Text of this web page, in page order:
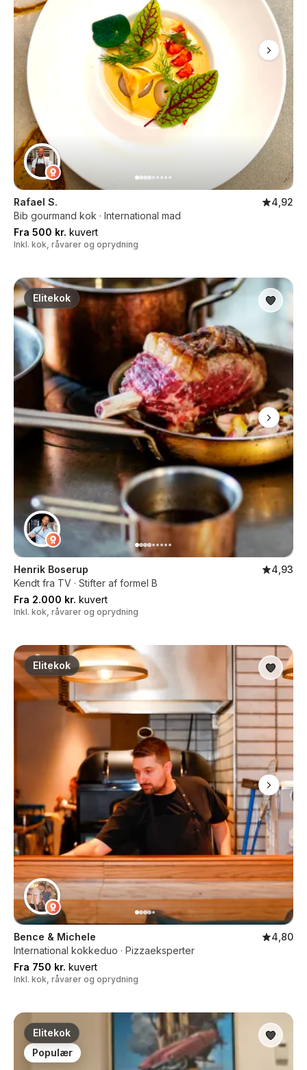
Rafael S.
4,92
Bib gourmand kok · International mad
Fra 500 kr. kuvert
Inkl. kok, råvarer og oprydning
Elitekok
Henrik Boserup
4,93
Kendt fra TV · Stifter af formel B
Fra 2.000 kr. kuvert
Inkl. kok, råvarer og oprydning
Elitekok
Bence & Michele
4,80
International kokkeduo · Pizzaeksperter
Fra 750 kr. kuvert
Inkl. kok, råvarer og oprydning
Elitekok
Populær